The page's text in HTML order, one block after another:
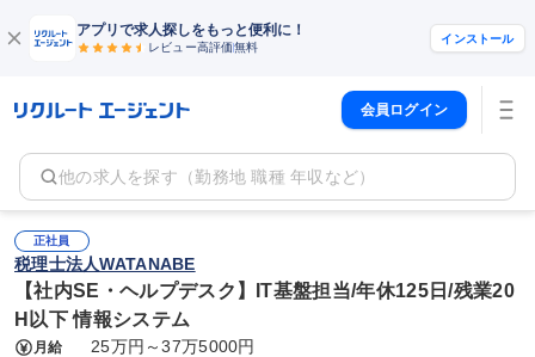
アプリで求人探しをもっと便利に！
レビュー高評価無料
インストール
会員ログイン
他の求人を探す（勤務地 職種 年収など）
正社員
税理士法人WATANABE
【社内SE・ヘルプデスク】IT基盤担当/年休125日/残業20
H以下 情報システム
月給 25万円～37万5000円